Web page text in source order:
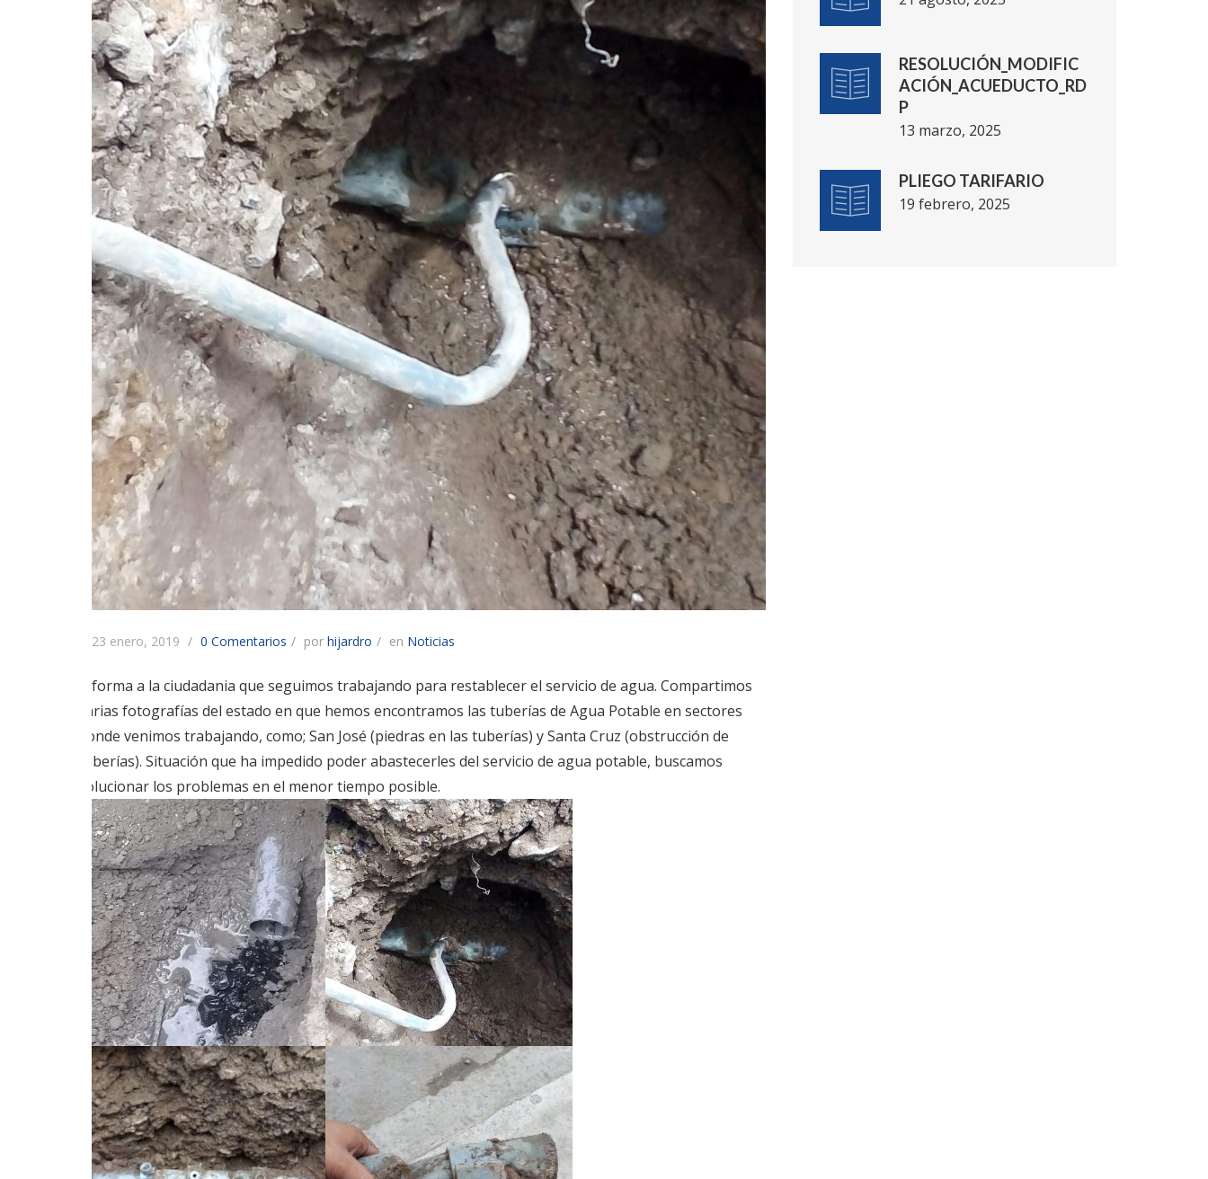
23 enero, 2019 0 Comentarios por hijardro en Noticias
Informa a la ciudadania que seguimos trabajando para restablecer el servicio de agua. Compartimos
varias fotografías del estado en que hemos encontramos las tuberías de Agua Potable en sectores
donde venimos trabajando, como; San José (piedras en las tuberías) y Santa Cruz (obstrucción de
tuberías). Situación que ha impedido poder abastecerles del servicio de agua potable, buscamos
solucionar los problemas en el menor tiempo posible.
RESOLUCIÓN_MODIFIC
ACIÓN_ACUEDUCTO_RD
P
13 marzo, 2025
PLIEGO TARIFARIO
19 febrero, 2025